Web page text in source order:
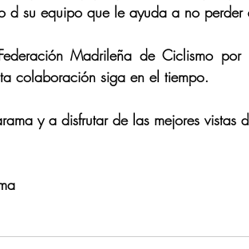
d su equipo que le ayuda a no perder
Madrileña de Ciclismo
colaboración siga en el tiempo.
y a disfrutar de las mejores vistas